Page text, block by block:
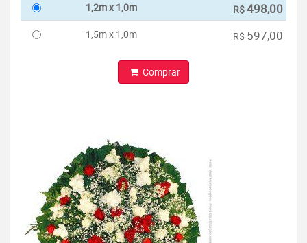
1,2m x 1,0m R$498,00
1,5m x 1,0m R$ 597,00
Comprar